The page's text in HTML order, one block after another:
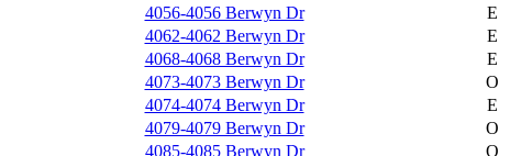
4056-4056 Berwyn Dr
E
4062-4062 Berwyn Dr
E
4068-4068 Berwyn Dr
E
4073-4073 Berwyn Dr
O
4074-4074 Berwyn Dr
E
4079-4079 Berwyn Dr
O
4085-4085 Berwyn Dr
O